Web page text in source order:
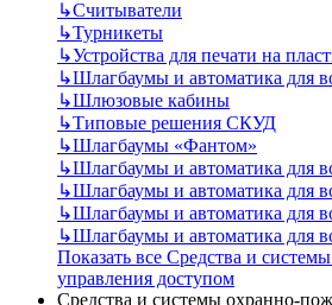
↳Считыватели
↳Турникеты
↳Устройства для печати на
↳Шлагбаумы и автоматика для
↳Шлюзовые кабины
↳Типовые решения СКУД
↳Шлагбаумы «Фантом»
↳Шлагбаумы и автоматика для
↳Шлагбаумы и автоматика для
↳Шлагбаумы и автоматика для
↳Шлагбаумы и автоматика для
Показать все Средства и
управления доступом
Средства и системы охранно-